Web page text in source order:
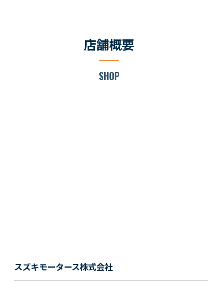
店舗概要
SHOP
スズキモータース株式会社